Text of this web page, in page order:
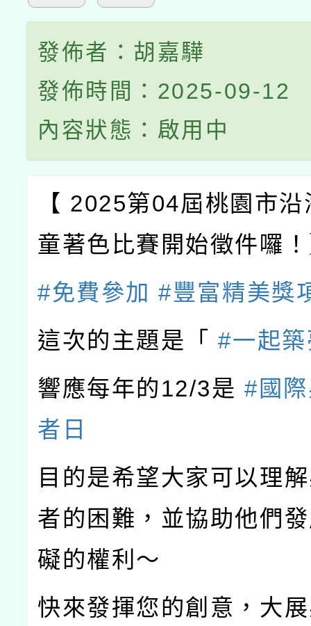
發佈者：胡嘉驊
發佈時間：2025-09-12
內容狀態：啟用中
【 2025第04屆桃園市
童著色比賽 開始徵件囉
#免費參加 #豐富精美獎
這次的主題是「#一起
響應每年的12/3是#國
者日
目的是希望大家可以理
者的困難，並協助他們
礙的權利～
快來發揮您的創意，大